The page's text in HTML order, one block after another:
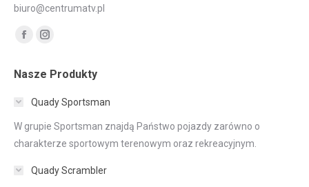
biuro@centrumatv.pl
Znajdź nas na:
Facebook
opens
window
Instagram
opens
window
Nasze Produkty
Quady Sportsman
W grupie Sportsman znajdą Państwo pojazdy zarówno o
charakterze sportowym terenowym oraz rekreacyjnym.
Quady Scrambler